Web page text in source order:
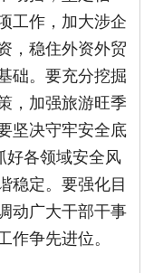
工作，加大涉企
，稳住外资外贸
础。要充分挖掘
，加强旅游旺季
坚决守牢安全底
好各领域安全风
稳定。要强化目
动广大干部干事
争先进位。